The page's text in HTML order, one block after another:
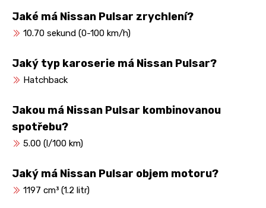
Jaké má Nissan Pulsar zrychlení?
10.70 sekund (0-100 km/h)
Jaký typ karoserie má Nissan Pulsar?
Hatchback
Jakou má Nissan Pulsar kombinovanou
spotřebu?
5.00 (l/100 km)
Jaký má Nissan Pulsar objem motoru?
1197 cm³ (1.2 litr)